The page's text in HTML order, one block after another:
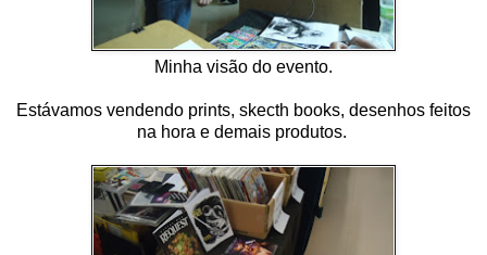
Minha visão do evento.
Estávamos vendendo prints, skecth books, desenhos feitos
na hora e demais produtos.